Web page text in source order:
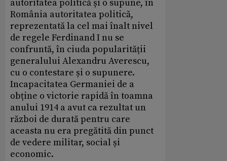
autoritatea politică și o supune, în
România autoritatea politică,
reprezentată la cel mai înalt nivel
de regele Ferdinand I nu se
confruntă, în ciuda popularității
generalului Alexandru Averescu,
cu o contestare și o supunere.
Incapacitatea Germaniei de a
obține o victorie rapidă în toamna
anului 1914 a avut ca rezultat un
război de durată pentru care
aceasta nu era pregătită din punct
de vedere militar, social și
economic.